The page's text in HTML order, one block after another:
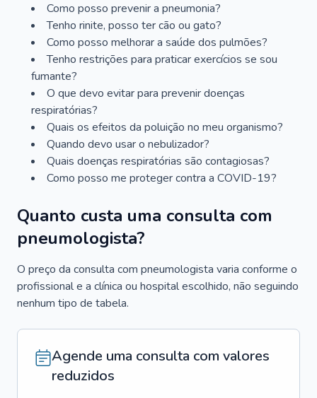
Como posso prevenir a pneumonia?
Tenho rinite, posso ter cão ou gato?
Como posso melhorar a saúde dos pulmões?
Tenho restrições para praticar exercícios se sou
fumante?
O que devo evitar para prevenir doenças
respiratórias?
Quais os efeitos da poluição no meu organismo?
Quando devo usar o nebulizador?
Quais doenças respiratórias são contagiosas?
Como posso me proteger contra a COVID-19?
Quanto custa uma consulta com
pneumologista?
O preço da consulta com pneumologista varia conforme o
profissional e a clínica ou hospital escolhido, não seguindo
nenhum tipo de tabela.
Agende uma consulta com valores
reduzidos